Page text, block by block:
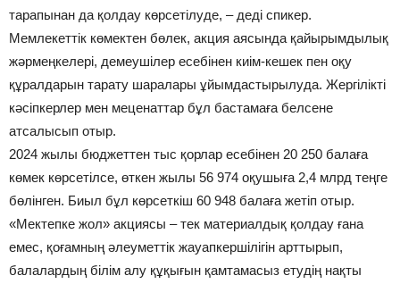
тарапынан да қолдау көрсетілуде, – деді спикер.
Мемлекеттік көмектен бөлек, акция аясында қайырымдылық
жәрмеңкелері, демеушілер есебінен киім-кешек пен оқу
құралдарын тарату шаралары ұйымдастырылуда. Жергілікті
кәсіпкерлер мен меценаттар бұл бастамаға белсене
атсалысып отыр.
2024 жылы бюджеттен тыс қорлар есебінен 20 250 балаға
көмек көрсетілсе, өткен жылы 56 974 оқушыға 2,4 млрд теңге
бөлінген. Биыл бұл көрсеткіш 60 948 балаға жетіп отыр.
«Мектепке жол» акциясы – тек материалдық қолдау ғана
емес, қоғамның әлеуметтік жауапкершілігін арттырып,
балалардың білім алу құқығын қамтамасыз етудің нақты